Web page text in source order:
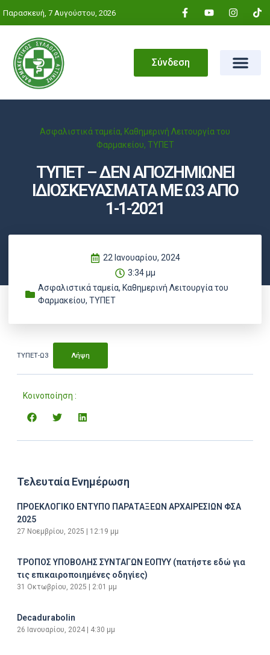
Παρασκευή, 7 Αυγούστου, 2026
Σύνδεση
Ασφαλιστικά ταμεία, Καθημερινή Λειτουργία του
Φαρμακείου, ΤΥΠΕΤ
ΤΥΠΕΤ – ΔΕΝ ΑΠΟΖΗΜΙΩΝΕΙ
ΙΔΙΟΣΚΕΥΑΣΜΑΤΑ ΜΕ Ω3 ΑΠΟ
1-1-2021
22 Ιανουαρίου, 2024
3:34 μμ
Ασφαλιστικά ταμεία, Καθημερινή Λειτουργία του
Φαρμακείου, ΤΥΠΕΤ
ΤΥΠΕΤ-Ω3 Λήψη
Κοινοποίηση :
Τελευταία Ενημέρωση
ΠΡΟΕΚΛΟΓΙΚΟ ΕΝΤΥΠΟ ΠΑΡΑΤΑΞΕΩΝ ΑΡΧΑΙΡΕΣΙΩΝ ΦΣΑ
2025
27 Νοεμβρίου, 2025 12:19 μμ
ΤΡΟΠΟΣ ΥΠΟΒΟΛΗΣ ΣΥΝΤΑΓΩΝ ΕΟΠΥΥ (πατήστε εδώ για
τις επικαιροποιημένες οδηγίες)
31 Οκτωβρίου, 2025 2:01 μμ
Decadurabolin
26 Ιανουαρίου, 2024 4:30 μμ